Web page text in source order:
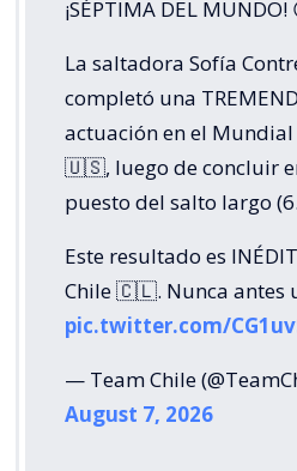
¡SÉPTIMA DEL MUNDO!
La saltadora Sofía
completó una
actuación en el
🇺🇸, luego de concluir
puesto del salto largo
Este resultado es
Chile 🇨🇱. Nunca antes
pic.twitter.com/
— Team Chile
August 7, 2026